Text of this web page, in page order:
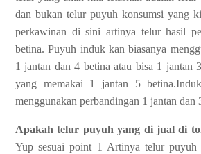
dan bukan telur puyuh konsumsi yang
perkawinan di sini artinya telur hasil
betina. Puyuh induk kan biasanya
1 jantan dan 4 betina atau bisa 1 jantan
yang memakai 1 jantan 5
menggunakan perbandingan 1 jantan dan
Apakah telur puyuh yang di jual di
Yup sesuai point 1 Artinya telur